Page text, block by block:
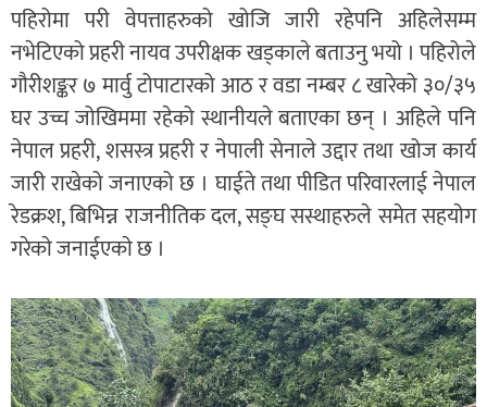
पहिरोमा परी वेपत्ताहरुको खोजि जारी रहेपनि अहिलेसम्म
नभेटिएको प्रहरी नायव उपरीक्षक खड्काले बताउनु भयो । पहिरोले
गौरीशङ्कर ७ मार्वु टोपाटारको आठ र वडा नम्बर ८ खारेको ३०/३५
घर उच्च जोखिममा रहेको स्थानीयले बताएका छन् । अहिले पनि
नेपाल प्रहरी, शसस्त्र प्रहरी र नेपाली सेनाले उद्दार तथा खोज कार्य
जारी राखेको जनाएको छ । घाईते तथा पीडित परिवारलाई नेपाल
रेडक्रश, बिभिन्न राजनीतिक दल, सङ्घ सस्थाहरुले समेत सहयाेग
गरेकाे जनाईएकाे छ ।